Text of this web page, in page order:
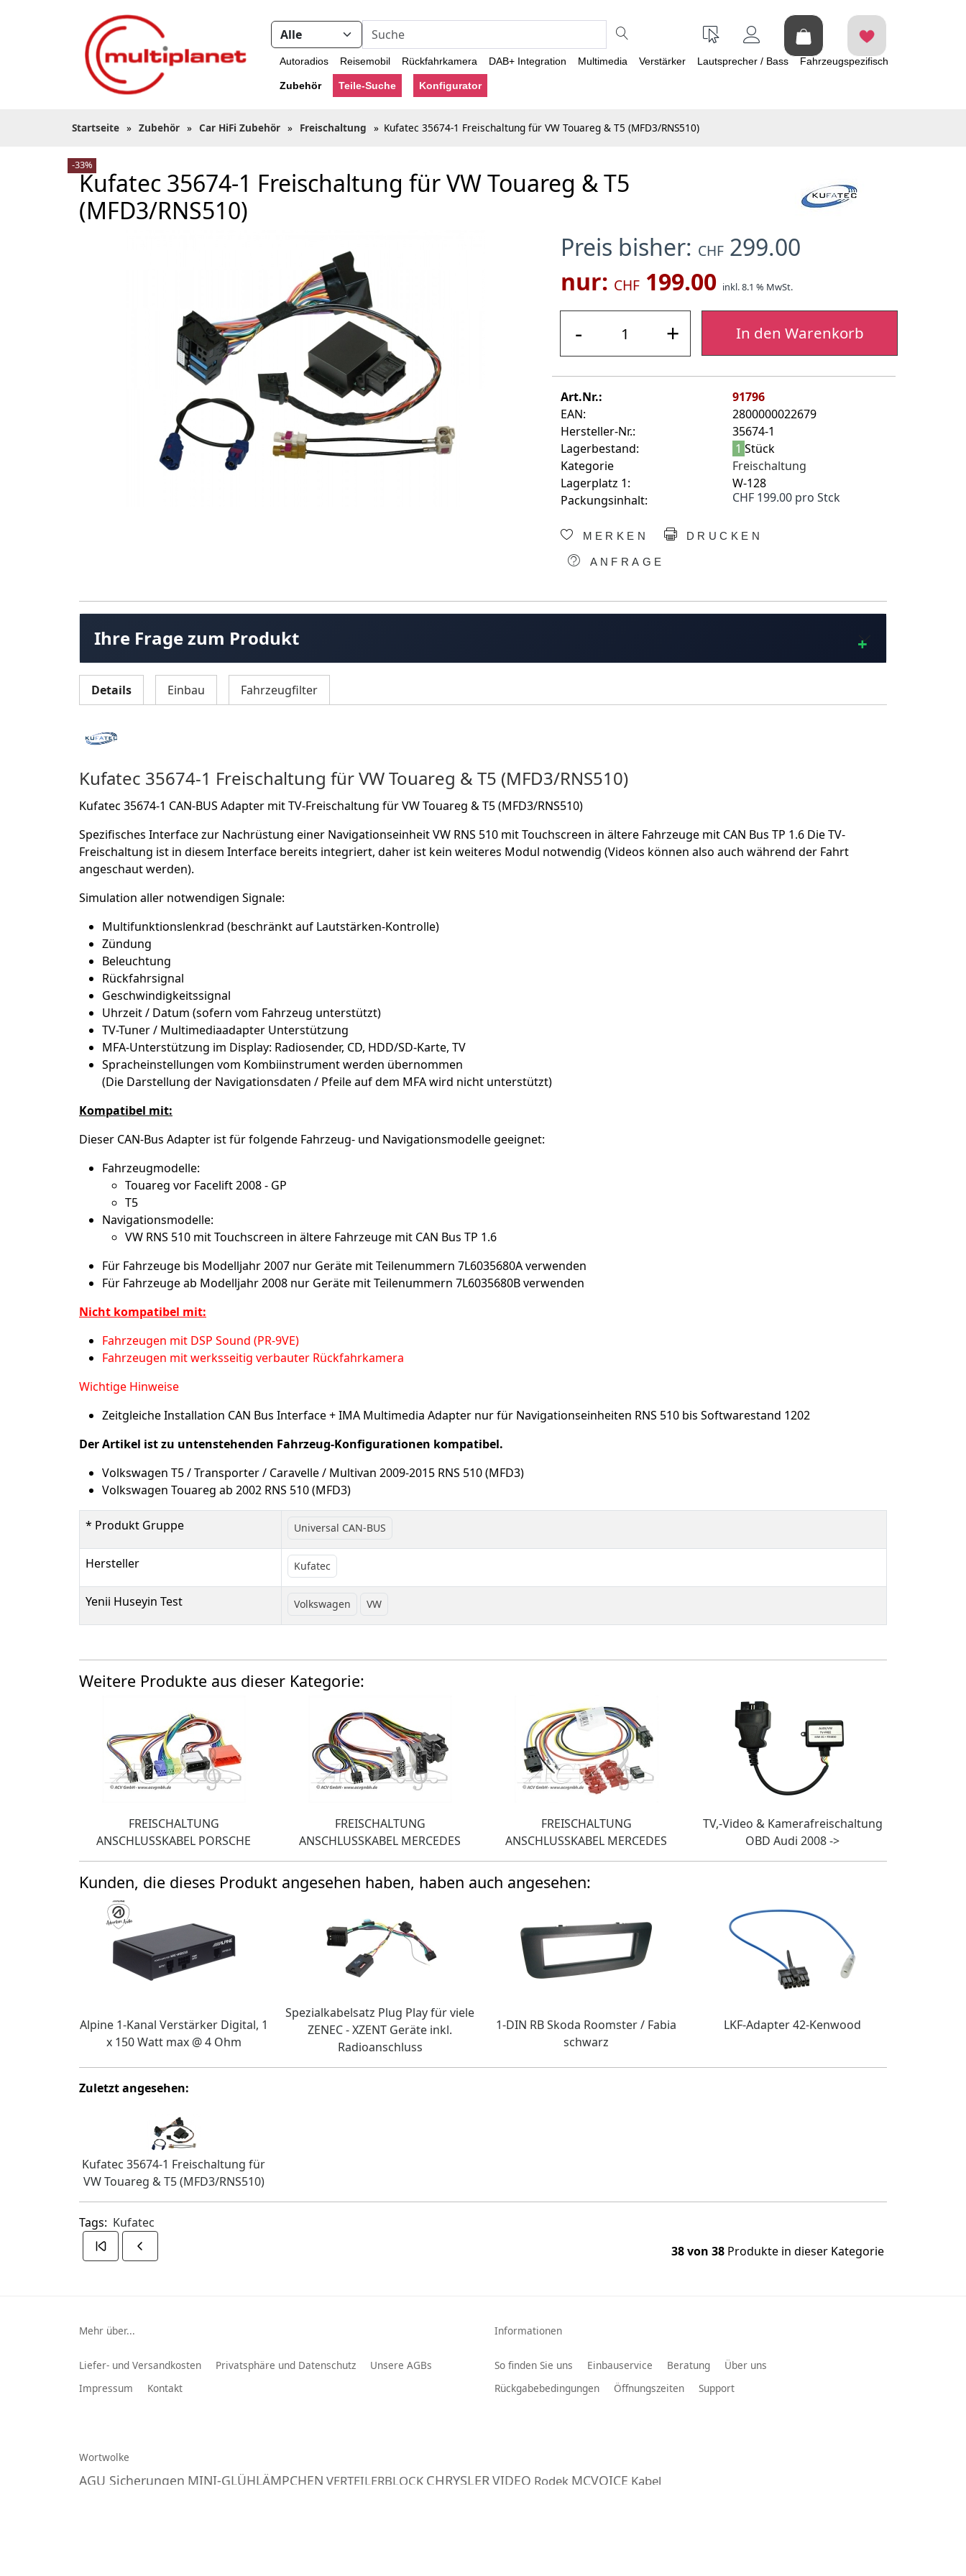
Autoradios Reisemobil Rückfahrkamera DAB+ Integration Multimedia Verstärker Lautsprecher / Bass Fahrzeugspezifisch
Zubehör Teile-Suche Konfigurator
Startseite » Zubehör » Car HiFi Zubehör » Freischaltung » Kufatec 35674-1 Freischaltung für VW Touareg & T5 (MFD3/RNS510)
Kufatec 35674-1 Freischaltung für VW Touareg & T5
(MFD3/RNS510)
-33%
Preis bisher: CHF299.00
nur: CHF199.00 inkl. 8.1 % MwSt.
- + In den Warenkorb
Art.Nr.:
91796
EAN:
2800000022679
Hersteller-Nr.:
35674-1
Lagerbestand:
1 Stück
Kategorie
Freischaltung
Lagerplatz 1:
W-128
Packungsinhalt:
CHF 199.00 pro Stck
MERKEN DRUCKEN
ANFRAGE
Ihre Frage zum Produkt
Details Einbau Fahrzeugfilter
Kufatec 35674-1 Freischaltung für VW Touareg & T5 (MFD3/RNS510)
Kufatec 35674-1 CAN-BUS Adapter mit TV-Freischaltung für VW Touareg & T5 (MFD3/RNS510)
Spezifisches Interface zur Nachrüstung einer Navigationseinheit VW RNS 510 mit Touchscreen in ältere Fahrzeuge mit CAN Bus TP 1.6 Die TV-
Freischaltung ist in diesem Interface bereits integriert, daher ist kein weiteres Modul notwendig (Videos können also auch während der Fahrt
angeschaut werden).
Simulation aller notwendigen Signale:
Multifunktionslenkrad (beschränkt auf Lautstärken-Kontrolle)
Zündung
Beleuchtung
Rückfahrsignal
Geschwindigkeitssignal
Uhrzeit / Datum (sofern vom Fahrzeug unterstützt)
TV-Tuner / Multimediaadapter Unterstützung
MFA-Unterstützung im Display: Radiosender, CD, HDD/SD-Karte, TV
Spracheinstellungen vom Kombiinstrument werden übernommen
(Die Darstellung der Navigationsdaten / Pfeile auf dem MFA wird nicht unterstützt)
Kompatibel mit:
Dieser CAN-Bus Adapter ist für folgende Fahrzeug- und Navigationsmodelle geeignet:
Fahrzeugmodelle:
Touareg vor Facelift 2008 - GP
T5
Navigationsmodelle:
VW RNS 510 mit Touchscreen in ältere Fahrzeuge mit CAN Bus TP 1.6
Für Fahrzeuge bis Modelljahr 2007 nur Geräte mit Teilenummern 7L6035680A verwenden
Für Fahrzeuge ab Modelljahr 2008 nur Geräte mit Teilenummern 7L6035680B verwenden
Nicht kompatibel mit:
Fahrzeugen mit DSP Sound (PR-9VE)
Fahrzeugen mit werksseitig verbauter Rückfahrkamera
Wichtige Hinweise
Zeitgleiche Installation CAN Bus Interface + IMA Multimedia Adapter nur für Navigationseinheiten RNS 510 bis Softwarestand 1202
Der Artikel ist zu untenstehenden Fahrzeug-Konfigurationen kompatibel.
Volkswagen T5 / Transporter / Caravelle / Multivan 2009-2015 RNS 510 (MFD3)
Volkswagen Touareg ab 2002 RNS 510 (MFD3)
* Produkt Gruppe Universal CAN-BUS
Hersteller Kufatec
Yenii Huseyin Test Volkswagen VW
Weitere Produkte aus dieser Kategorie:
FREISCHALTUNG
ANSCHLUSSKABEL PORSCHE
FREISCHALTUNG
ANSCHLUSSKABEL MERCEDES
FREISCHALTUNG
ANSCHLUSSKABEL MERCEDES
TV,-Video & Kamerafreischaltung
OBD Audi 2008 ->
Kunden, die dieses Produkt angesehen haben, haben auch angesehen:
Alpine 1-Kanal Verstärker Digital, 1
x 150 Watt max @ 4 Ohm
Spezialkabelsatz Plug Play für viele
ZENEC - XZENT Geräte inkl.
Radioanschluss
1-DIN RB Skoda Roomster / Fabia
schwarz
LKF-Adapter 42-Kenwood
Zuletzt angesehen:
Kufatec 35674-1 Freischaltung für
VW Touareg & T5 (MFD3/RNS510)
Tags: Kufatec
38 von 38 Produkte in dieser Kategorie
Mehr über...
Liefer- und Versandkosten Privatsphäre und Datenschutz
Unsere AGBs
Impressum
Kontakt
Informationen
So finden Sie uns Einbauservice Beratung
Über uns
Rückgabebedingungen
Öffnungszeiten Support
Wortwolke
AGU Sicherungen MINI-GLÜHLÄMPCHEN VERTEILERBLOCK CHRYSLERVIDEO Rodek MCVOICE Kabel